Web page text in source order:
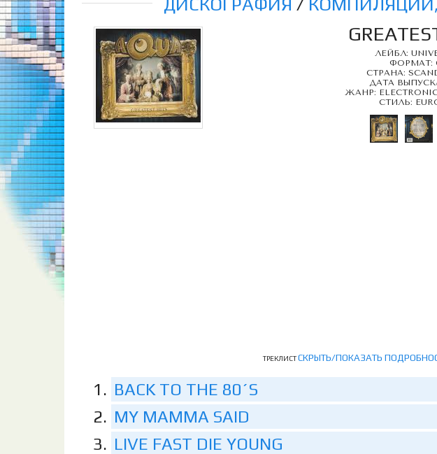
ДИСКОГРАФИЯ /
ЛЕЙБЛ:
ФОРМАТ:
СТРАНА:
ДАТА
ЖАНР:
СТИЛЬ:
ТРЕКЛИСТСКРЫТЬ/ПОКАЗАТЬ
BACK TO THE 80´S
MY MAMMA SAID
LIVE FAST DIE YOUNG